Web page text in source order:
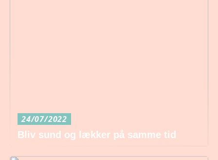
24/07/2022
Bliv sund og lækker på samme tid